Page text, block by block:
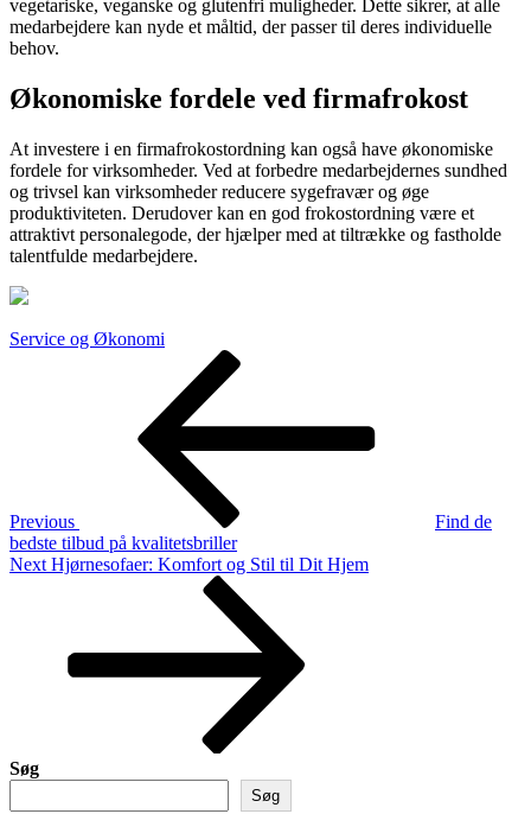
vegetariske, veganske og glutenfri muligheder. Dette sikrer, at alle
medarbejdere kan nyde et måltid, der passer til deres individuelle
behov.
Økonomiske fordele ved firmafrokost
At investere i en firmafrokostordning kan også have økonomiske
fordele for virksomheder. Ved at forbedre medarbejdernes sundhed
og trivsel kan virksomheder reducere sygefravær og øge
produktiviteten. Derudover kan en god frokostordning være et
attraktivt personalegode, der hjælper med at tiltrække og fastholde
talentfulde medarbejdere.
Service og Økonomi
Indlægsnavigation
Previous
Find de
bedste tilbud på kvalitetsbriller
Next
Next Hjørnesofaer: Komfort og Stil til Dit Hjem
Søg
Søg